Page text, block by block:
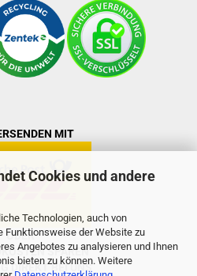
Cookies und andere
Technologien, auch von
Funktionsweise der Website zu
Angebotes zu analysieren und Ihnen
bieten zu können. Weitere
MIT
ODER
SPAREN
DIREKT BEI UNS